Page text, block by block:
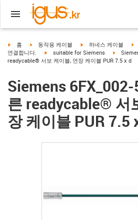
igus-icon-arrow-right
홈 igus-icon-arrow-right
동작용 케이블 igus-icon-arrow-right
하네스 케이블
연결합니다.
igus-icon-arrow-right
suitable for Siemens igus-
readycable® 서보 케이블, 연장 케이블 PUR 7.5 x d
Siemens
른 readycable® 서
장 케이블 PUR 7.5